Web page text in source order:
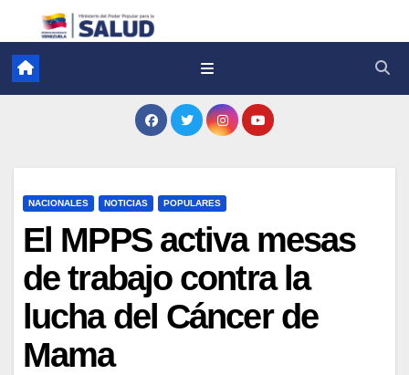
NACIONALES NOTICIAS POPULARES
El MPPS activa mesas
de trabajo contra la
lucha del Cáncer de
Mama